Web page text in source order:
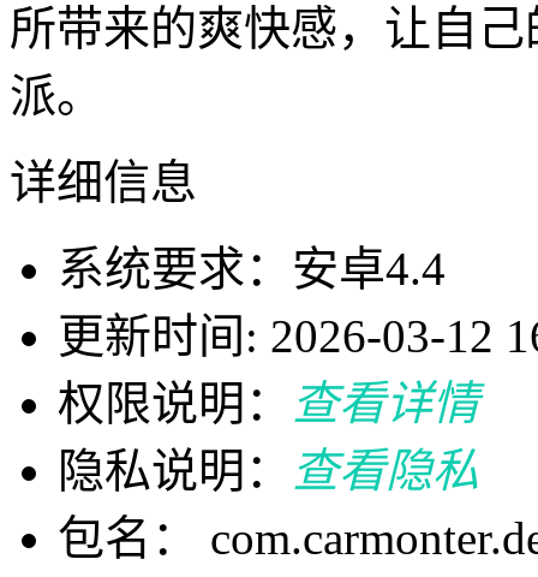
所带来的爽快感，让自
派。
详细信息
系统要求：安卓4.4
更新时间: 2026-03-12
权限说明：
查看详情
隐私说明：
查看隐私
包名：